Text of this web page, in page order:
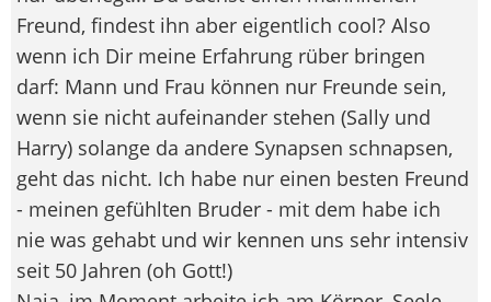
Freund, findest ihn aber eigentlich cool? Also
wenn ich Dir meine Erfahrung rüber bringen
darf: Mann und Frau können nur Freunde sein,
wenn sie nicht aufeinander stehen (Sally und
Harry) solange da andere Synapsen schnapsen,
geht das nicht. Ich habe nur einen besten Freund
- meinen gefühlten Bruder - mit dem habe ich
nie was gehabt und wir kennen uns sehr intensiv
seit 50 Jahren (oh Gott!)